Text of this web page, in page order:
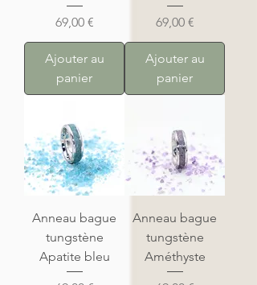
Prix
69,00 €
Ajouter au
panier
Prix
69,00 €
Ajouter au
panier
Anneau bague
tungstène
Apatite bleu
Anneau bague
tungstène
Améthyste